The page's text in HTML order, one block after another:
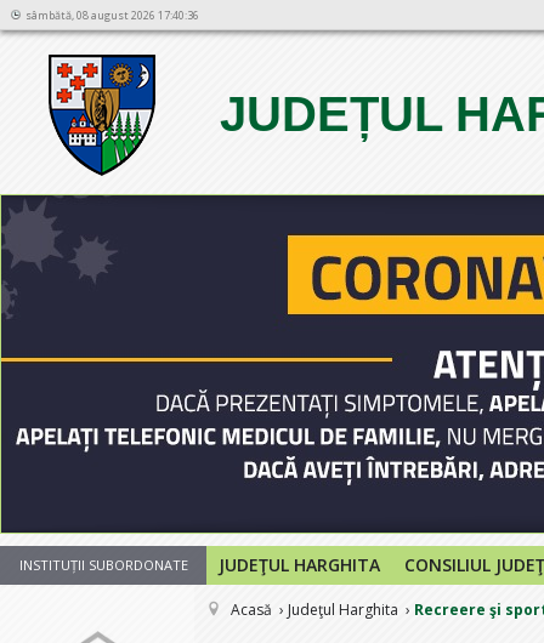
sâmbătă, 08 august 2026 17:40:36
JUDEȚUL
12
INSTITUȚII SUBORDONATE JUDEŢUL HARGHITA CONSILIUL
Acasă Judeţul Harghita Recreere şi